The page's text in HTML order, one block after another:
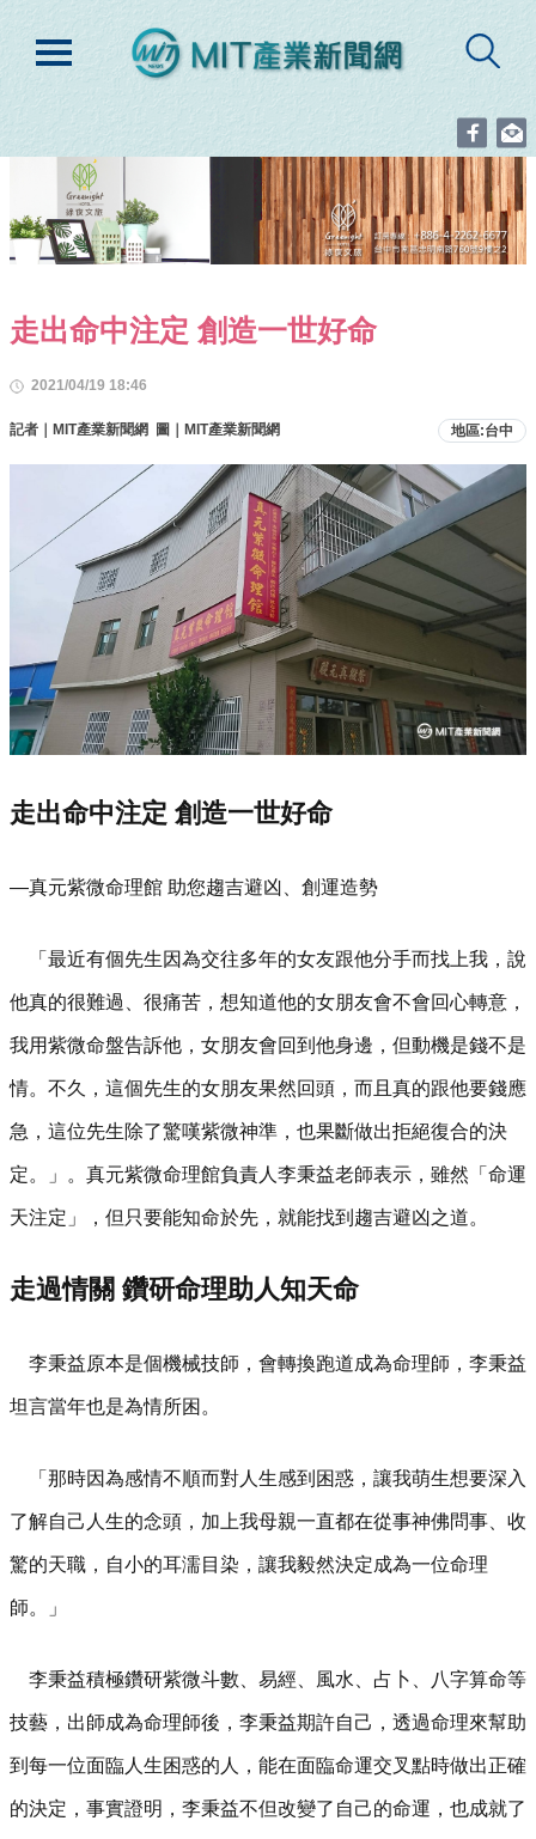
走出命中注定 創造一世好命
2021/04/19 18:46
記者｜MIT產業新聞網 圖｜MIT產業新聞網 地區:台中
走出命中注定 創造一世好命
—真元紫微命理館 助您趨吉避凶、創運造勢
「最近有個先生因為交往多年的女友跟他分手而找上我，說
他真的很難過、很痛苦，想知道他的女朋友會不會回心轉意，
我用紫微命盤告訴他，女朋友會回到他身邊，但動機是錢不是
情。不久，這個先生的女朋友果然回頭，而且真的跟他要錢應
急，這位先生除了驚嘆紫微神準，也果斷做出拒絕復合的決
定。」。真元紫微命理館負責人李秉益老師表示，雖然「命運
天注定」，但只要能知命於先，就能找到趨吉避凶之道。
走過情關 鑽研命理助人知天命
李秉益原本是個機械技師，會轉換跑道成為命理師，李秉益
坦言當年也是為情所困。
「那時因為感情不順而對人生感到困惑，讓我萌生想要深入
了解自己人生的念頭，加上我母親一直都在從事神佛問事、收
驚的天職，自小的耳濡目染，讓我毅然決定成為一位命理
師。」
李秉益積極鑽研紫微斗數、易經、風水、占卜、八字算命等
技藝，出師成為命理師後，李秉益期許自己，透過命理來幫助
到每一位面臨人生困惑的人，能在面臨命運交叉點時做出正確
的決定，事實證明，李秉益不但改變了自己的命運，也成就了